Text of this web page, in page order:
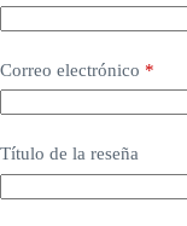
Correo electrónico *
Título de la reseña